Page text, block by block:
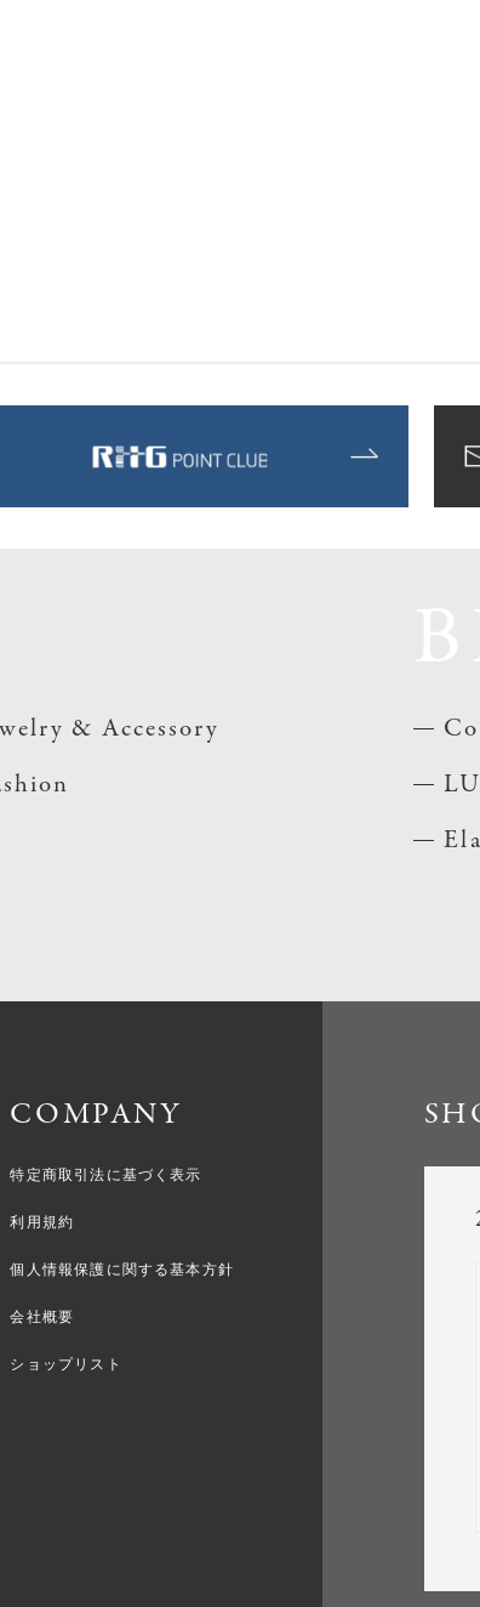
& Accessory
COMPANY
特定商取引法に基づく表示
利用規約
個人情報保護に関する基本方針
会社概要
ショップリスト